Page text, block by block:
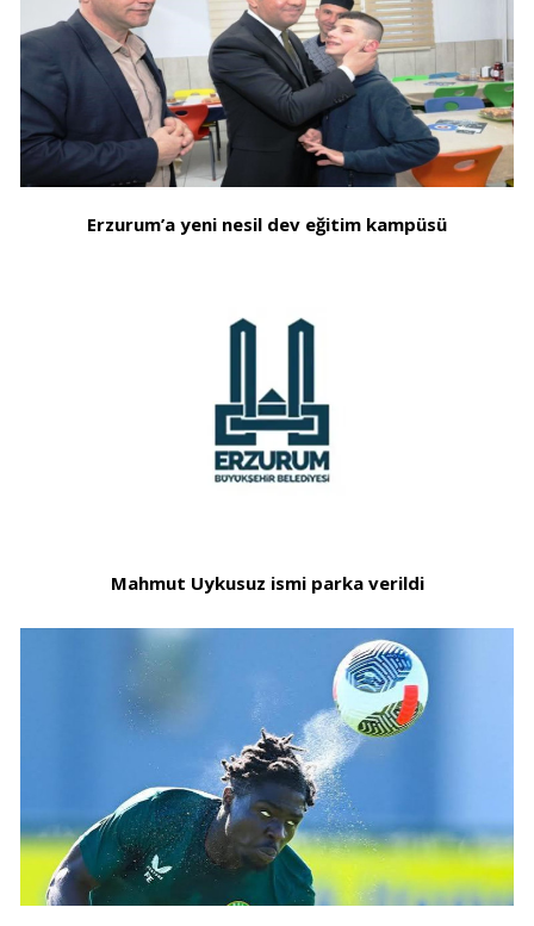
Erzurum’a yeni nesil dev eğitim kampüsü
Mahmut Uykusuz ismi parka verildi